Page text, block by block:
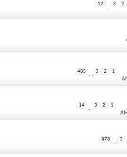
2
3
...
12
1
2
3
...
485
1
2
3
...
14
3
...
878